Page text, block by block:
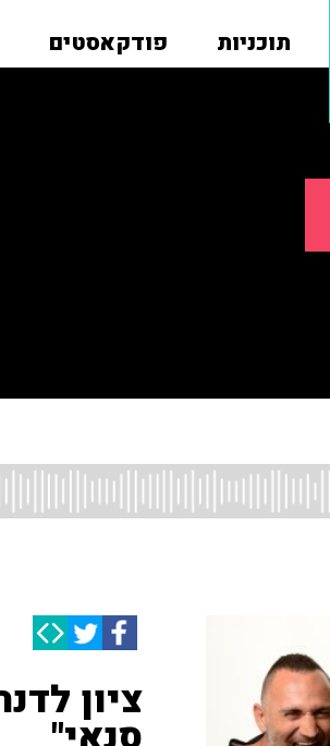
תוכניות פודקאסטים
ציון